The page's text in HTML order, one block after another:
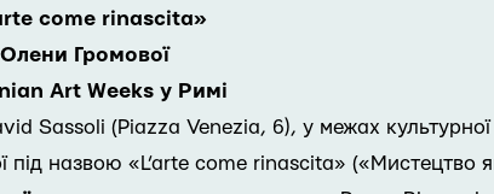
come rinascita»
Олени Громової
Art Weeks у Римі
Sassoli (Piazza Venezia, 6), у межах культурної
назвою «L’arte come rinascita» («Мистецтво